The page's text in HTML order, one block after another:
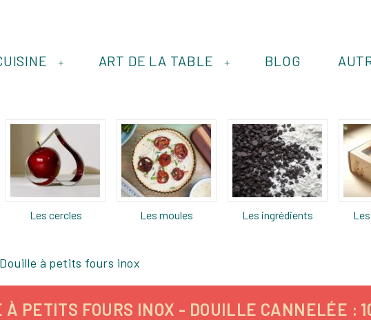
+ +
ART DE LA TABLE BLOG
Les cercles Les moules Les ingrédients
Douille à petits fours inox
À PETITS FOURS INOX - DOUILLE CANNELÉE :